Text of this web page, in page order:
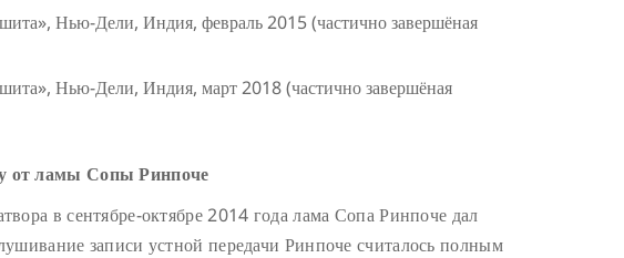
Нью-Дели, Индия, февраль 2015 (частично завершёная
Нью-Дели, Индия, март 2018 (частично завершёная
от ламы Сопы Ринпоче
в сентябре-октябре 2014 года лама Сопа Ринпоче дал
записи устной передачи Ринпоче считалось полным